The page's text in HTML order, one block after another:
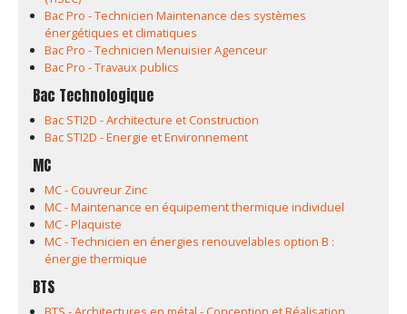
Bac Pro - Technicien Maintenance des systèmes
énergétiques et climatiques
Bac Pro - Technicien Menuisier Agenceur
Bac Pro - Travaux publics
Bac Technologique
Bac STI2D - Architecture et Construction
Bac STI2D - Energie et Environnement
MC
MC - Couvreur Zinc
MC - Maintenance en équipement thermique individuel
MC - Plaquiste
MC - Technicien en énergies renouvelables option B :
énergie thermique
BTS